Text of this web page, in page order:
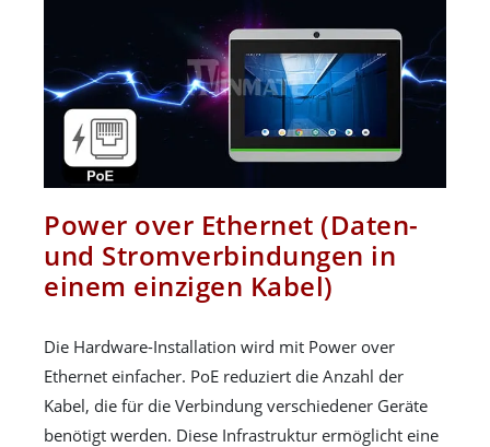
Power over Ethernet (Daten-
und Stromverbindungen in
einem einzigen Kabel)
Die Hardware-Installation wird mit Power over
Ethernet einfacher. PoE reduziert die Anzahl der
Kabel, die für die Verbindung verschiedener Geräte
benötigt werden. Diese Infrastruktur ermöglicht eine